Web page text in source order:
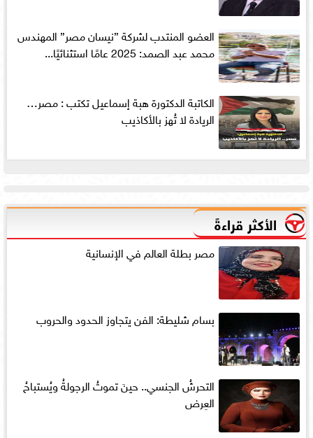
العضو المنتدب لشركة ”نيسان مصر” المهندس
محمد عبد الصمد: 2025 عامًا استثنائيًا...
الكاتبة الدكتورة هبة إسماعيل تكتب : مصر…
الريادة لا تُهز بالأكاذيب
الأكثر قراءةً
مصر بطلة العالم في الإنسانية
بسام شليطة: الفن يتجاوز الحدود والحروب
التحرشُ الجنسي.. حينَ تموتُ الرجولةُ ويُستباحُ
العِرض